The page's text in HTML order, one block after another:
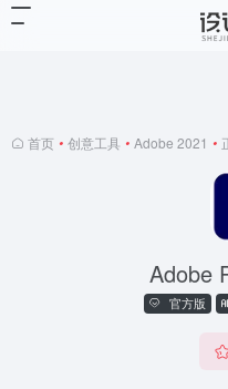
首页 • 创意工具 • Adobe 2021 •
Adobe
官方版